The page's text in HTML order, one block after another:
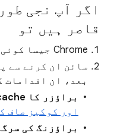
اگر آپ نجی
قاصر ہیں تو
‫Chrome جیسا کوئی براؤزر کھولیں۔
سائن ان کرنے سے
بعد، ان اقدامات
براؤزر کا cache اور کوکیز صاف کریں
اور کوکیز صاف
براؤزنگ کی